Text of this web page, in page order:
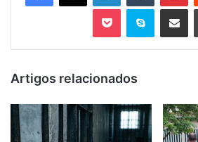
Pocket Skype
Artigos relacionados